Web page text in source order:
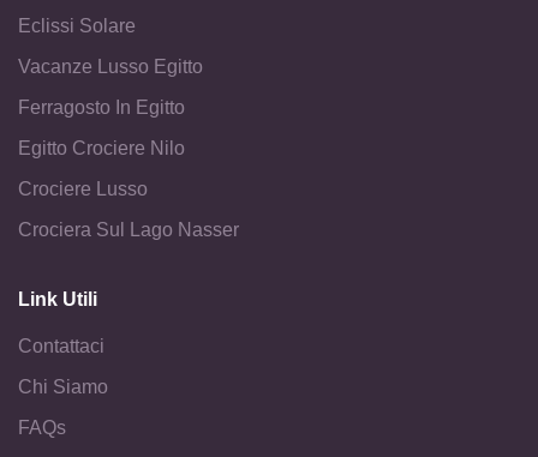
Eclissi Solare
Vacanze Lusso Egitto
Ferragosto In Egitto
Egitto Crociere Nilo
Crociere Lusso
Crociera Sul Lago Nasser
Link Utili
Contattaci
Chi Siamo
FAQs